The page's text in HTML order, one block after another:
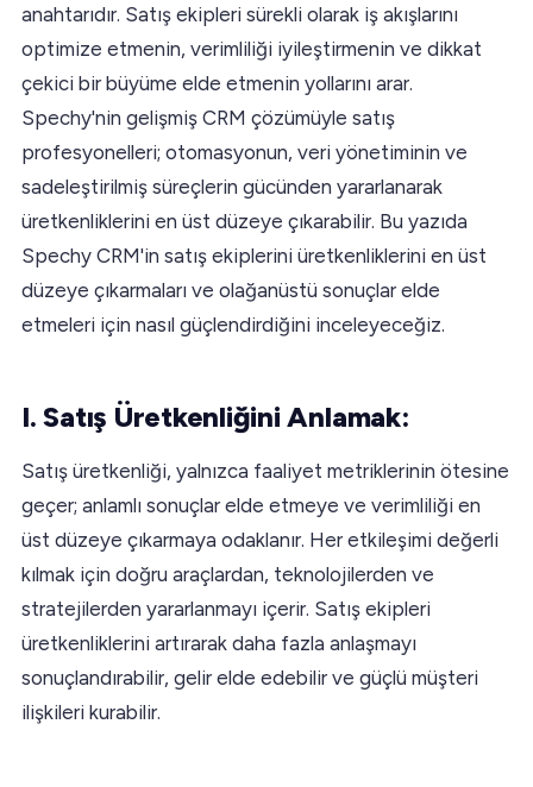
anahtarıdır. Satış ekipleri sürekli olarak iş akışlarını
optimize etmenin, verimliliği iyileştirmenin ve dikkat
çekici bir büyüme elde etmenin yollarını arar.
Spechy'nin gelişmiş CRM çözümüyle satış
profesyonelleri; otomasyonun, veri yönetiminin ve
sadeleştirilmiş süreçlerin gücünden yararlanarak
üretkenliklerini en üst düzeye çıkarabilir. Bu yazıda
Spechy CRM'in satış ekiplerini üretkenliklerini en üst
düzeye çıkarmaları ve olağanüstü sonuçlar elde
etmeleri için nasıl güçlendirdiğini inceleyeceğiz.
I. Satış Üretkenliğini Anlamak:
Satış üretkenliği, yalnızca faaliyet metriklerinin ötesine
geçer; anlamlı sonuçlar elde etmeye ve verimliliği en
üst düzeye çıkarmaya odaklanır. Her etkileşimi değerli
kılmak için doğru araçlardan, teknolojilerden ve
stratejilerden yararlanmayı içerir. Satış ekipleri
üretkenliklerini artırarak daha fazla anlaşmayı
sonuçlandırabilir, gelir elde edebilir ve güçlü müşteri
ilişkileri kurabilir.